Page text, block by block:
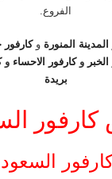
الفروع.
المنورة و كارفور
و كارفور الاحساءو
بريدة
السعودية